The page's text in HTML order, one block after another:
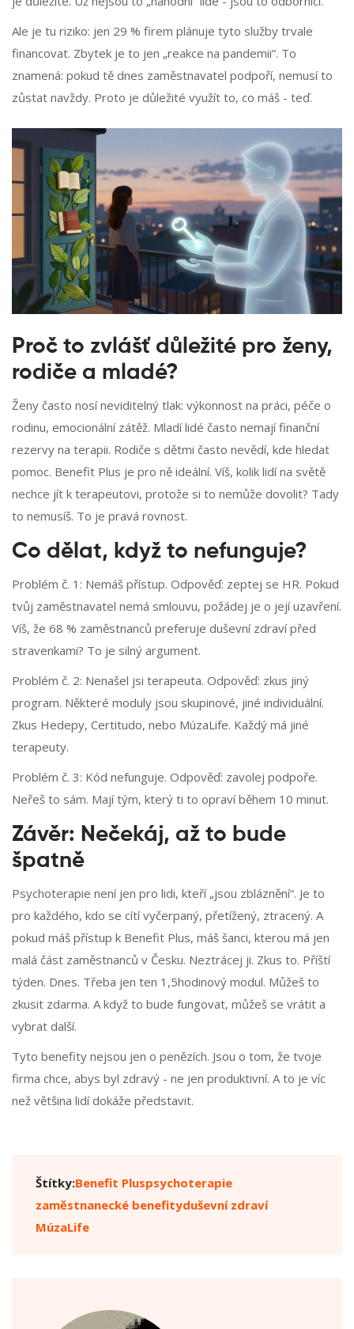
Ale je tu riziko: jen 29 % firem plánuje tyto služby trvale
financovat. Zbytek je to jen „reakce na pandemii“. To
znamená: pokud tě dnes zaměstnavatel podpoří, nemusí to
zůstat navždy. Proto je důležité využít to, co máš - teď.
Proč to zvlášť důležité pro ženy,
rodiče a mladé?
Ženy často nosí neviditelný tlak: výkonnost na práci, péče o
rodinu, emocionální zátěž. Mladí lidé často nemají finanční
rezervy na terapii. Rodiče s dětmi často nevědí, kde hledat
pomoc. Benefit Plus je pro ně ideální. Víš, kolik lidí na světě
nechce jít k terapeutovi, protože si to nemůže dovolit? Tady
to nemusíš. To je pravá rovnost.
Co dělat, když to nefunguje?
Problém č. 1: Nemáš přístup. Odpověď: zeptej se HR. Pokud
tvůj zaměstnavatel nemá smlouvu, požádej je o její uzavření.
Víš, že 68 % zaměstnanců preferuje duševní zdraví před
stravenkami? To je silný argument.
Problém č. 2: Nenašel jsi terapeuta. Odpověď: zkus jiný
program. Některé moduly jsou skupinové, jiné individuální.
Zkus Hedepy, Certitudo, nebo MúzaLife. Každý má jiné
terapeuty.
Problém č. 3: Kód nefunguje. Odpověď: zavolej podpoře.
Neřeš to sám. Mají tým, který ti to opraví během 10 minut.
Závěr: Nečekáj, až to bude
špatně
Psychoterapie není jen pro lidi, kteří „jsou zbláznění“. Je to
pro každého, kdo se cítí vyčerpaný, přetížený, ztracený. A
pokud máš přístup k Benefit Plus, máš šanci, kterou má jen
malá část zaměstnanců v Česku. Neztrácej ji. Zkus to. Příští
týden. Dnes. Třeba jen ten 1,5hodinový modul. Můžeš to
zkusit zdarma. A když to bude fungovat, můžeš se vrátit a
vybrat další.
Tyto benefity nejsou jen o penězích. Jsou o tom, že tvoje
firma chce, abys byl zdravý - ne jen produktivní. A to je víc
než většina lidí dokáže představit.
Štítky:Benefit Pluspsychoterapie
zaměstnanecké benefityduševní zdraví
MúzaLife